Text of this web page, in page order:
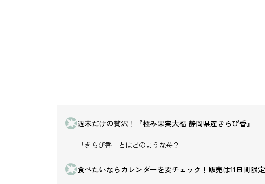
週末だけの贅沢！『極み果実大福 静岡県産きらぴ香』
「きらぴ香」とはどのような苺？
食べたいならカレンダーを要チェック！販売は11日間限定